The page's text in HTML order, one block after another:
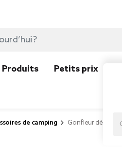
Produits Petits prix
de camping Gonfleur